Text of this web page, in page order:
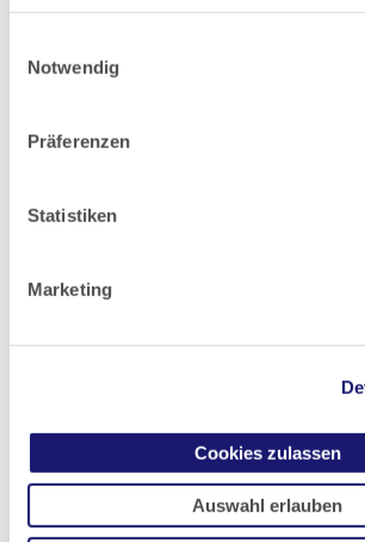
haben oder die sie im Rahmen Ihrer
Notwendig
Präferenzen
Statistiken
Marketing
Cookies zulassen
Auswahl erlauben
On-Demand-Webinar für
Arzt/Erstberatende Ärztin.